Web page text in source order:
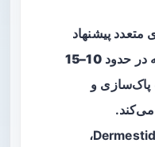
متعدد پیشنهاد
در حدود10–15
پاک‌سازی و
در مقایسه با کلنی‌های Dermestidae،